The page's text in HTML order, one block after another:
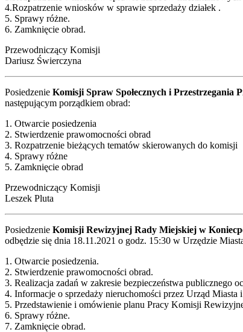
4.Rozpatrzenie wniosków w sprawie sprzedaży działek .
5. Sprawy różne.
6. Zamknięcie obrad.
Przewodniczący Komisji
Dariusz Świerczyna
Posiedzenie Komisji Spraw Społecznych i Przestrzegania
następującym porządkiem obrad:
1. Otwarcie posiedzenia
2. Stwierdzenie prawomocności obrad
3. Rozpatrzenie bieżących tematów skierowanych do komisji
4. Sprawy różne
5. Zamknięcie obrad
Przewodniczący Komisji
Leszek Pluta
Posiedzenie Komisji Rewizyjnej Rady Miejskiej w
odbędzie się dnia 18.11.2021 o godz. 15:30 w Urzędzie
1. Otwarcie posiedzenia.
2. Stwierdzenie prawomocności obrad.
3. Realizacja zadań w zakresie bezpieczeństwa publicznego
4. Informacje o sprzedaży nieruchomości przez Urząd
5. Przedstawienie i omówienie planu Pracy Komisji
6. Sprawy różne.
7. Zamknięcie obrad.